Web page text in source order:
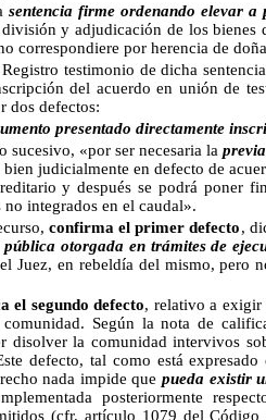
sentencia firme ordenando elevar a
y adjudicación de los
correspondiere por herencia de
testimonio de dicha sentencia
del acuerdo en unión de
dos defectos:
presentado directamente
«por ser necesaria la
judicialmente en defecto de
y después se podrá poner
integrados en el caudal».
confirma el primer defecto,
otorgada en trámites de
Juez, en rebeldía del mismo, pero
el segundo defecto, relativo a exigir
Según la nota de
disolver la comunidad intervivos
defecto, tal como está
nada impide quepueda existir
posteriormente
(cfr. artículo 1079 del